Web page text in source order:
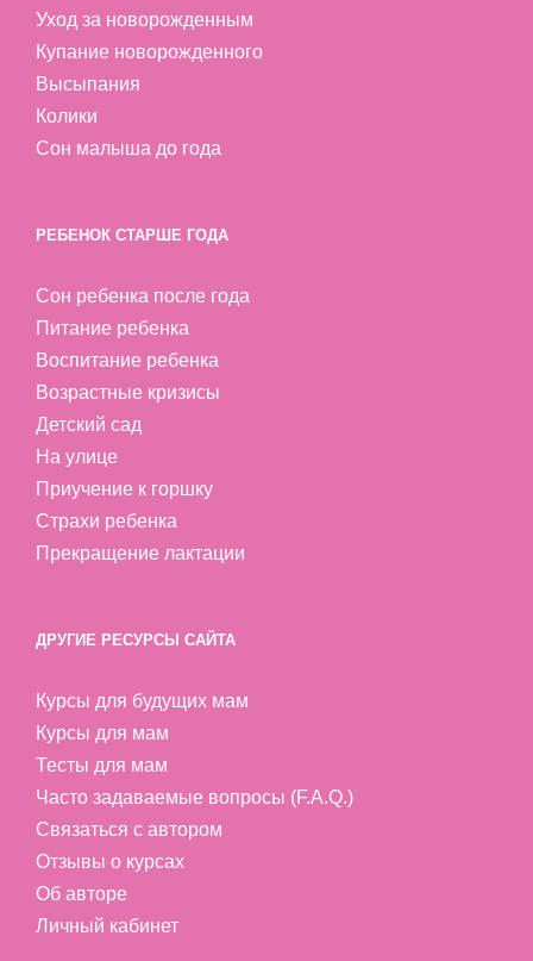
Уход за новорожденным
Купание новорожденного
Высыпания
Колики
Сон малыша до года
РЕБЕНОК СТАРШЕ ГОДА
Сон ребенка после года
Питание ребенка
Воспитание ребенка
Возрастные кризисы
Детский сад
На улице
Приучение к горшку
Страхи ребенка
Прекращение лактации
ДРУГИЕ РЕСУРСЫ САЙТА
Курсы для будущих мам
Курсы для мам
Тесты для мам
Часто задаваемые вопросы (F.A.Q.)
Связаться с автором
Отзывы о курсах
Об авторе
Личный кабинет